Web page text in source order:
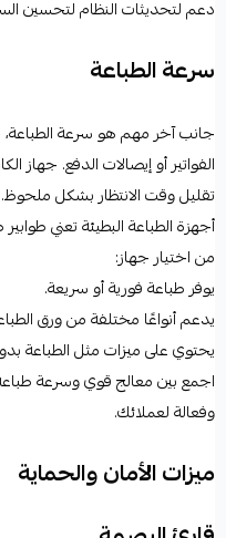
دعم لتحديثات النظام لتحسين
سرعة الطباعة
جانب آخر مهم هو سرعة
الفواتير أو إيصالات الدفع.
تقليل وقت الانتظار بشكل ملحوظ.
أجهزة الطباعة البطيئة تعني
من اختيار جهاز:
يوفر طباعة فورية أو سريعة.
يدعم أنواعًا مختلفة من ورق
يحتوي على ميزات مثل الطباعة
اجمع بين معالج قوي وسرعة
وفعالة لعملائك.
ميزات الأمان والحماية